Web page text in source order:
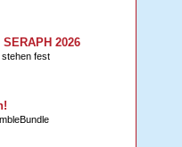
2026
stehen fest